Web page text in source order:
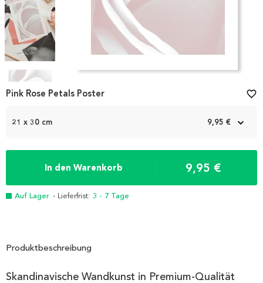
1
21 x 30 cm 9,95 €
In den Warenkorb 9,95 €
Auf Lager - Lieferfrist: 3 - 7 Tage
Pink Rose Petals Poster favorite_border
Produktbeschreibung
Skandinavische Wandkunst in Premium-Qualität